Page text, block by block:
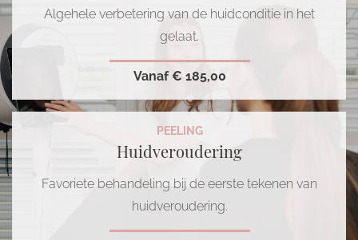
Algehele verbetering van de huidconditie in het
gelaat.
Vanaf€ 185,00
PEELING
Huidveroudering
Favoriete behandeling bij de eerste tekenen van
huidveroudering.